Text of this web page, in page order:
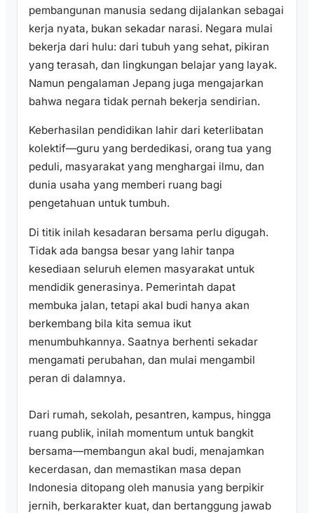
pembangunan manusia sedang dijalankan sebagai
kerja nyata, bukan sekadar narasi. Negara mulai
bekerja dari hulu: dari tubuh yang sehat, pikiran
yang terasah, dan lingkungan belajar yang layak.
Namun pengalaman Jepang juga mengajarkan
bahwa negara tidak pernah bekerja sendirian.
Keberhasilan pendidikan lahir dari keterlibatan
kolektif—guru yang berdedikasi, orang tua yang
peduli, masyarakat yang menghargai ilmu, dan
dunia usaha yang memberi ruang bagi
pengetahuan untuk tumbuh.
Di titik inilah kesadaran bersama perlu digugah.
Tidak ada bangsa besar yang lahir tanpa
kesediaan seluruh elemen masyarakat untuk
mendidik generasinya. Pemerintah dapat
membuka jalan, tetapi akal budi hanya akan
berkembang bila kita semua ikut
menumbuhkannya. Saatnya berhenti sekadar
mengamati perubahan, dan mulai mengambil
peran di dalamnya.
Dari rumah, sekolah, pesantren, kampus, hingga
ruang publik, inilah momentum untuk bangkit
bersama—membangun akal budi, menajamkan
kecerdasan, dan memastikan masa depan
Indonesia ditopang oleh manusia yang berpikir
jernih, berkarakter kuat, dan bertanggung jawab